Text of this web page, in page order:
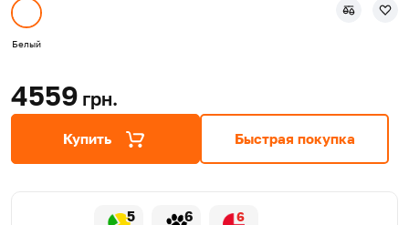
Белый
4559 грн.
Купить Быстрая покупка
5 6 6